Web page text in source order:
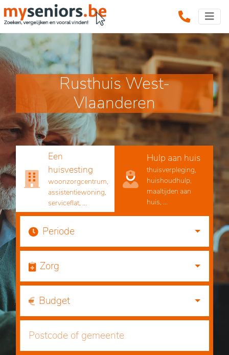
Rusthuis West-
Vlaanderen
Een
huisvesting
woonzorgcentrum,
assistentiewoning,
serviceflat, ...
Hulp aan huis
thuisverpleging,
huishoudhulp,
maaltijden aan
huis, ...
Periode
Zorg
Budget